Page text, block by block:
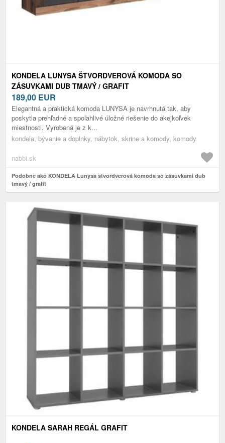
KONDELA LUNYSA ŠTVORDVEROVÁ KOMODA SO
ZÁSUVKAMI DUB TMAVÝ / GRAFIT
189,00 EUR
Elegantná a praktická komoda LUNYSA je navrhnutá tak, aby
poskytla prehľadné a spoľahlivé úložné riešenie do akejkoľvek
miestnosti. Vyrobená je z k...
kondela, bývanie a doplnky, nábytok, skrine a komody, komody
nabbi.sk
Podobne ako KONDELA Lunysa štvordverová komoda so zásuvkami dub
tmavý / grafit
KONDELA SARAH REGÁL GRAFIT